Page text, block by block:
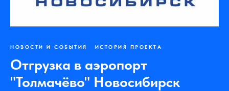
НОВОСТИ И СОБЫТИЯ ИСТОРИЯ ПРОЕКТА
Отгрузка в аэропорт
"Толмачёво" Новосибирск